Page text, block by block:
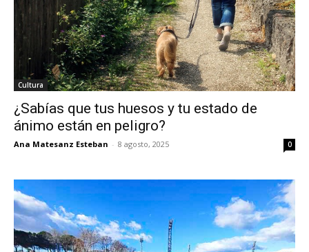
Cultura
¿Sabías que tus huesos y tu estado de
ánimo están en peligro?
Ana Matesanz Esteban - 8 agosto, 2025 0